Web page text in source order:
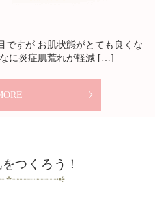
ですが お肌状態がとても良くな
に炎症肌荒れが軽減 […]
つくろう！